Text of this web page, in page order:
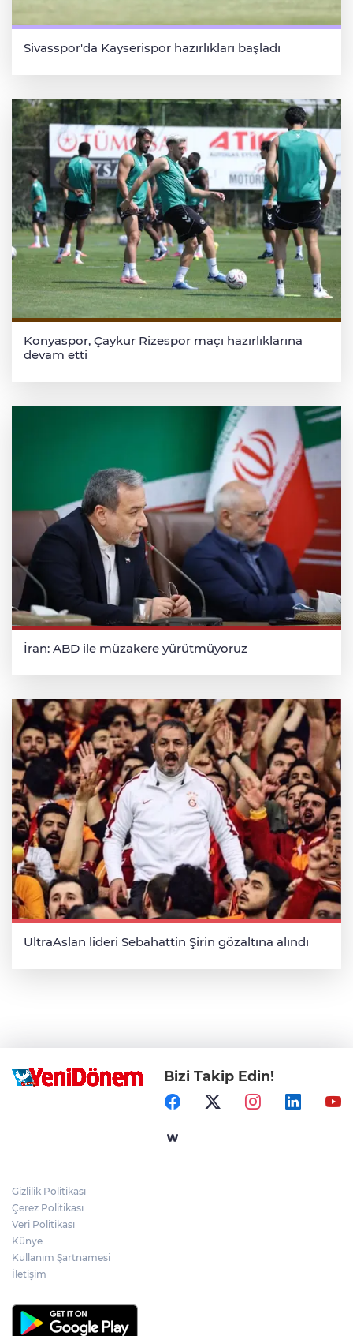
Sivasspor'da Kayserispor hazırlıkları başladı
Konyaspor, Çaykur Rizespor maçı hazırlıklarına
devam etti
İran: ABD ile müzakere yürütmüyoruz
UltraAslan lideri Sebahattin Şirin gözaltına alındı
Bizi Takip Edin!
Gizlilik Politikası
Çerez Politikası
Veri Politikası
Künye
Kullanım Şartnamesi
İletişim